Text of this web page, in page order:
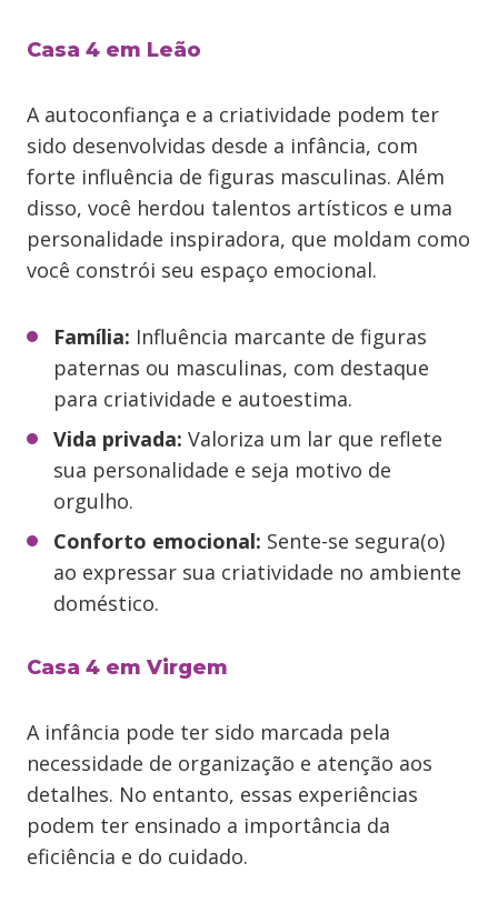
Casa 4 em Leão
A autoconfiança e a criatividade podem ter
sido desenvolvidas desde a infância, com
forte influência de figuras masculinas. Além
disso, você herdou talentos artísticos e uma
personalidade inspiradora, que moldam como
você constrói seu espaço emocional.
Família: Influência marcante de figuras
paternas ou masculinas, com destaque
para criatividade e autoestima.
Vida privada: Valoriza um lar que reflete
sua personalidade e seja motivo de
orgulho.
Conforto emocional: Sente-se segura(o)
ao expressar sua criatividade no ambiente
doméstico.
Casa 4 em Virgem
A infância pode ter sido marcada pela
necessidade de organização e atenção aos
detalhes. No entanto, essas experiências
podem ter ensinado a importância da
eficiência e do cuidado.